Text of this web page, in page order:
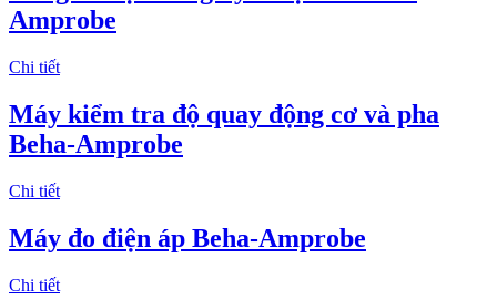
Amprobe
Chi tiết
Máy kiểm tra độ quay động cơ và pha
Beha-Amprobe
Chi tiết
Máy đo điện áp Beha-Amprobe
Chi tiết